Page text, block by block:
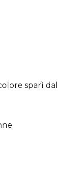
sparì dal